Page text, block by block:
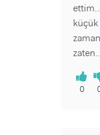
küçük
0